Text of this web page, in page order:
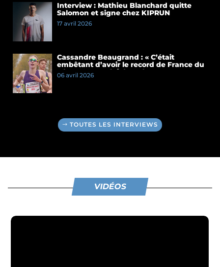
Interview : Mathieu Blanchard quitte
Salomon et signe chez KIPRUN
17 avril 2026
Cassandre Beaugrand : « C’était
embêtant d’avoir le record de France du
5 km et pas celui du 10 km »
06 avril 2026
TOUTES LES INTERVIEWS
VIDÉOS